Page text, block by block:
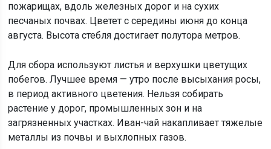
пожарищах, вдоль железных дорог и на сухих
песчаных почвах. Цветет с середины июня до конца
августа. Высота стебля достигает полутора метров.
Для сбора используют листья и верхушки цветущих
побегов. Лучшее время — утро после высыхания росы,
в период активного цветения. Нельзя собирать
растение у дорог, промышленных зон и на
загрязненных участках. Иван-чай накапливает тяжелые
металлы из почвы и выхлопных газов.